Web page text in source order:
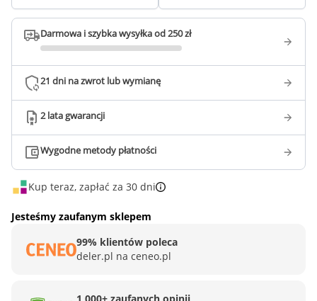
Darmowa i szybka wysyłka od 250 zł
21 dni na zwrot lub wymianę
2 lata gwarancji
Wygodne metody płatności
Kup teraz, zapłać za 30 dni
Jesteśmy zaufanym sklepem
99% klientów poleca
deler.pl na ceneo.pl